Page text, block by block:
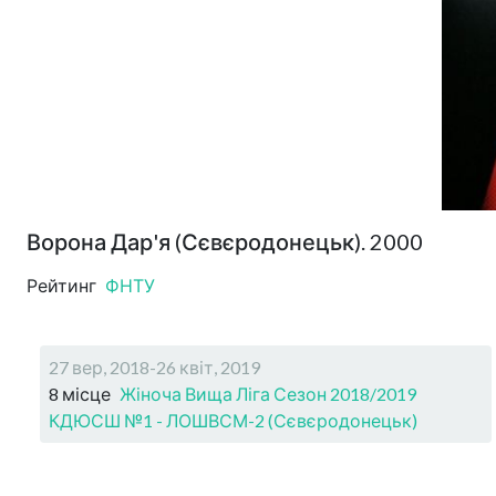
Ворона Дар'я (Сєвєродонецьк). 2000
Рейтинг ФНТУ
27 вер, 2018-26 квіт, 2019
8 місце Жіноча Вища Ліга Сезон 2018/2019
КДЮСШ №1 - ЛОШВСМ-2 (Сєвєродонецьк)